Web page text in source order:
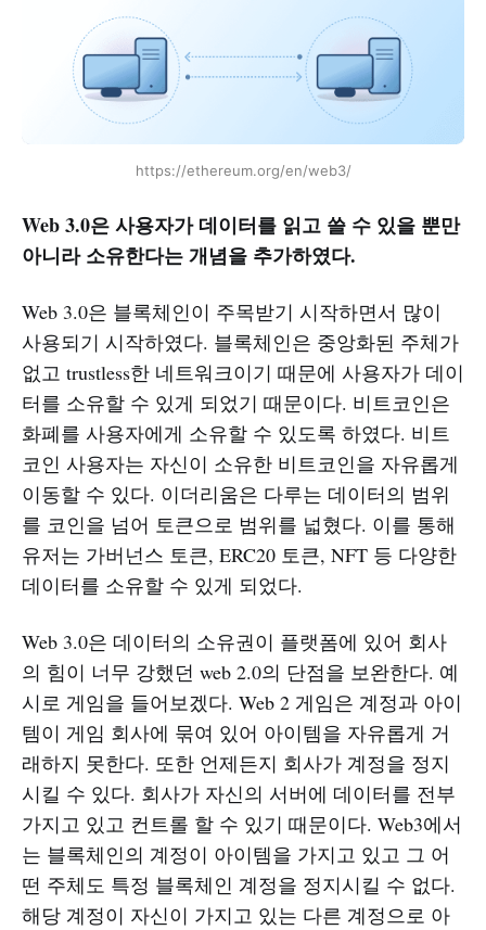
https://ethereum.org/en/web3/
Web 3.0은 사용자가 데이터를 읽고 쓸 수 있을 뿐만
아니라 소유한다는 개념을 추가하였다.
Web 3.0은 블록체인이 주목받기 시작하면서 많이
사용되기 시작하였다. 블록체인은 중앙화된 주체가
없고 trustless한 네트워크이기 때문에 사용자가 데이
터를 소유할 수 있게 되었기 때문이다. 비트코인은
화폐를 사용자에게 소유할 수 있도록 하였다. 비트
코인 사용자는 자신이 소유한 비트코인을 자유롭게
이동할 수 있다. 이더리움은 다루는 데이터의 범위
를 코인을 넘어 토큰으로 범위를 넓혔다. 이를 통해
유저는 가버넌스 토큰, ERC20 토큰, NFT 등 다양한
데이터를 소유할 수 있게 되었다.
Web 3.0은 데이터의 소유권이 플랫폼에 있어 회사
의 힘이 너무 강했던 web 2.0의 단점을 보완한다. 예
시로 게임을 들어보겠다. Web 2 게임은 계정과 아이
템이 게임 회사에 묶여 있어 아이템을 자유롭게 거
래하지 못한다. 또한 언제든지 회사가 계정을 정지
시킬 수 있다. 회사가 자신의 서버에 데이터를 전부
가지고 있고 컨트롤 할 수 있기 때문이다. Web3에서
는 블록체인의 계정이 아이템을 가지고 있고 그 어
떤 주체도 특정 블록체인 계정을 정지시킬 수 없다.
해당 계정이 자신이 가지고 있는 다른 계정으로 아